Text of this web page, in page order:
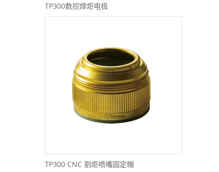
TP300数控焊炬电极
TP300 CNC 割炬喷嘴固定帽